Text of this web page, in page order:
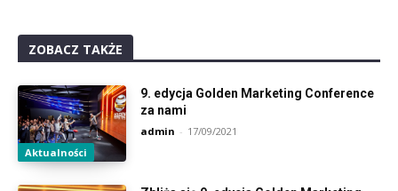
ZOBACZ TAKŻE
Aktualności
9. edycja Golden Marketing Conference
za nami
admin - 17/09/2021